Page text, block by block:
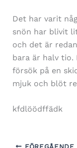
Det har varit
snön har blivit
och det är
bara är halv tio.
försök på en
mjuk och blöt
kfdlöödffädk
FÖREGÅENDE